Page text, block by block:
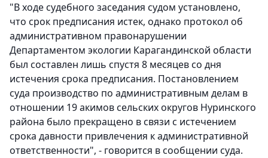
"В ходе судебного заседания судом установлено,
что срок предписания истек, однако протокол об
административном правонарушении
Департаментом экологии Карагандинской области
был составлен лишь спустя 8 месяцев со дня
истечения срока предписания. Постановлением
суда производство по административным делам в
отношении 19 акимов сельских округов Нуринского
района было прекращено в связи с истечением
срока давности привлечения к административной
ответственности", - говорится в сообщении суда.